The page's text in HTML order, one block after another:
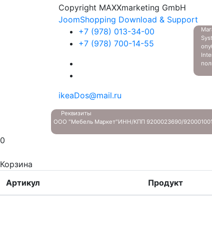
Copyright MAXXmarketing GmbH
JoomShopping Download & Support
+7 (978) 013-34-00
+7 (978) 700-14-55
ikeaDos@mail.ru
Реквизиты
ООО "Мебель Маркет"ИНН/КПП 9200023690/920001001
0
Корзина
Артикул
Продукт